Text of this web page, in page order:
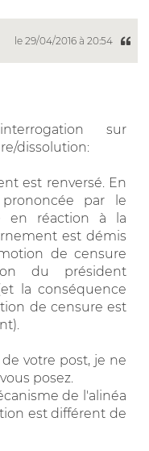
le 29/04/2016 à 20:54
sur
dissolution:
est renversé. En
par le
en réaction à la
est démis
de censure
du président
la conséquence
de censure est
votre post, je ne
posez.
de l'alinéa
est différent de